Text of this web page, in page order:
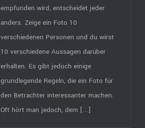
empfunden wird, entscheidet jeder
anders. Zeige ein Foto 10
verschiedenen Personen und du wirst
10 verschiedene Aussagen darüber
erhalten. Es gibt jedoch einige
grundlegende Regeln, die ein Foto für
den Betrachter interessanter machen.
Oft hört man jedoch, dem [...]